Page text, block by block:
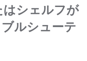
シェルフが
ルシューテ